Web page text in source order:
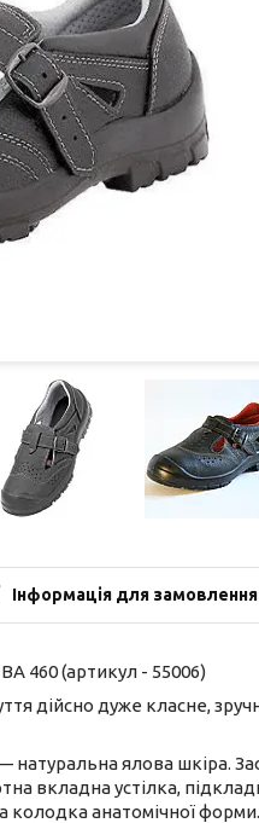
Інформація для замовлення
460 (артикул - 55006)
дійсно дуже класне,
натуральна ялова шкіра.
вкладна устілка,
колодка анатомічної